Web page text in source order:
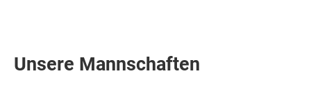
Unsere Mannschaften